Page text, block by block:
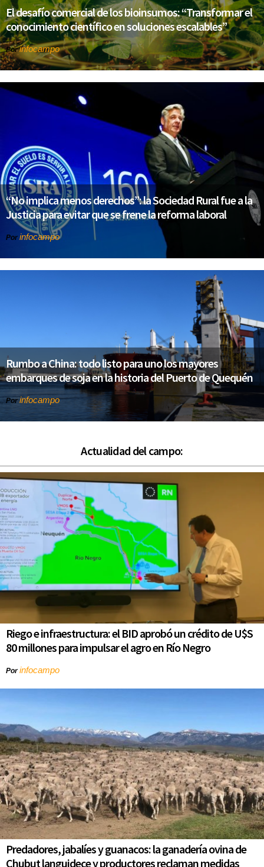
El desafío comercial de los bioinsumos: “Transformar el
conocimiento científico en soluciones escalables”
Porinfocampo
“No implica menos derechos”: la Sociedad Rural fue a la
Justicia para evitar que se frene la reforma laboral
Por infocampo
Rumbo a China: todo listo para uno los mayores
embarques de soja en la historia del Puerto de Quequén
Porinfocampo
Actualidad del campo:
Riego e infraestructura: el BID aprobó un crédito de U$S
80 millones para impulsar el agro en Río Negro
Porinfocampo
Predadores, jabalíes y guanacos: la ganadería ovina de
Chubut languidece y productores reclaman medidas